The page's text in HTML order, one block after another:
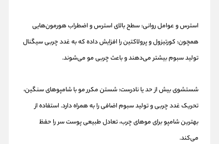
استرس و عوامل روانی: سطح بالای استرس و اضطراب هورمون‌هایی
همچون: کورتیزول و پرولاکتین را افزایش داده که به غدد چربی سیگنال
تولید سبوم بیشتر می‌دهند و باعث چربی مو می‌شوند.
شستشوی بیش از حد یا نادرست: شستن مکرر مو با شامپوهای سنگین،
تحریک غدد چربی و تولید سبوم اضافی را به همراه دارد. استفاده از
بهترین شامپو برای موهای چرب، تعادل طبیعی پوست سر را حفظ
می‌کند.